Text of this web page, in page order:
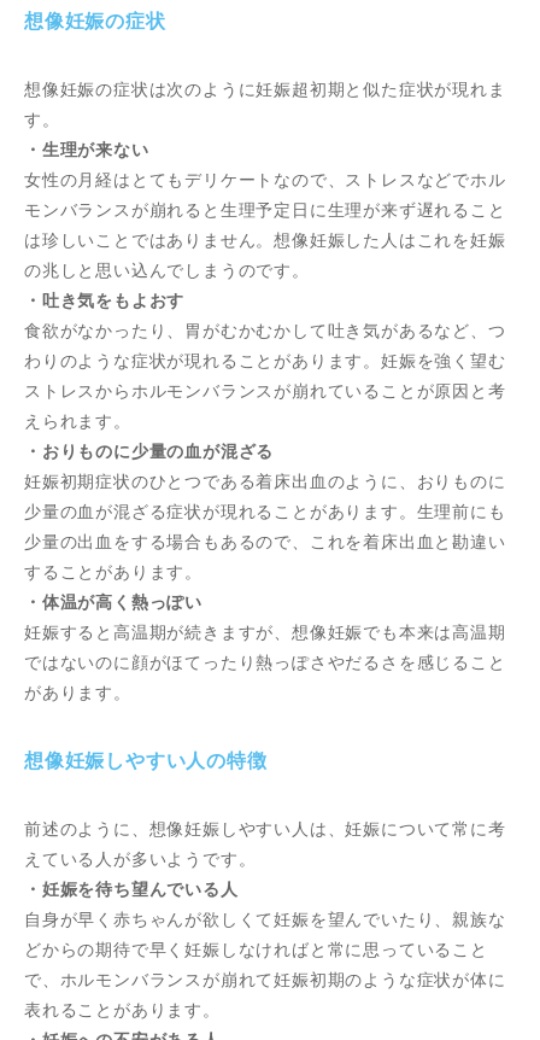
想像妊娠の症状
想像妊娠の症状は次のように妊娠超初期と似た症状が現れま
す。
・生理が来ない
女性の月経はとてもデリケートなので、ストレスなどでホル
モンバランスが崩れると生理予定日に生理が来ず遅れること
は珍しいことではありません。想像妊娠した人はこれを妊娠
の兆しと思い込んでしまうのです。
・吐き気をもよおす
食欲がなかったり、胃がむかむかして吐き気があるなど、つ
わりのような症状が現れることがあります。妊娠を強く望む
ストレスからホルモンバランスが崩れていることが原因と考
えられます。
・おりものに少量の血が混ざる
妊娠初期症状のひとつである着床出血のように、おりものに
少量の血が混ざる症状が現れることがあります。生理前にも
少量の出血をする場合もあるので、これを着床出血と勘違い
することがあります。
・体温が高く熱っぽい
妊娠すると高温期が続きますが、想像妊娠でも本来は高温期
ではないのに顔がほてったり熱っぽさやだるさを感じること
があります。
想像妊娠しやすい人の特徴
前述のように、想像妊娠しやすい人は、妊娠について常に考
えている人が多いようです。
・妊娠を待ち望んでいる人
自身が早く赤ちゃんが欲しくて妊娠を望んでいたり、親族な
どからの期待で早く妊娠しなければと常に思っていること
で、ホルモンバランスが崩れて妊娠初期のような症状が体に
表れることがあります。